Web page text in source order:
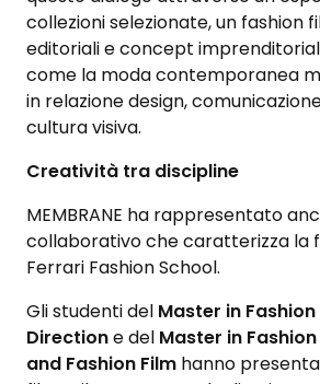
collezioni selezionate, un fashion
editoriali e concept
come la moda contemporanea
in relazione design,
cultura visiva.
Creatività tra discipline
MEMBRANE ha rappresentato
collaborativo che caratterizza la
Ferrari Fashion School.
Gli studenti del Master in
Directione del Master in
and Fashion Film hanno